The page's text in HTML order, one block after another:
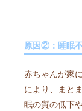
原因②：睡眠
赤ちゃんが家
により、まと
眠の質の低下